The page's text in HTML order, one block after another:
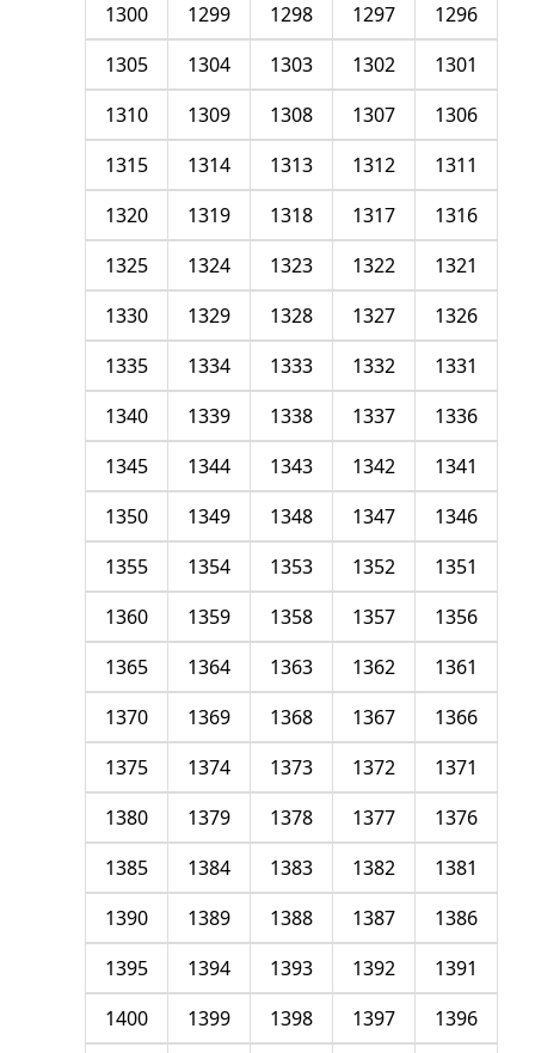
1296
1297
1298
1299
1300
1301
1302
1303
1304
1305
1306
1307
1308
1309
1310
1311
1312
1313
1314
1315
1316
1317
1318
1319
1320
1321
1322
1323
1324
1325
1326
1327
1328
1329
1330
1331
1332
1333
1334
1335
1336
1337
1338
1339
1340
1341
1342
1343
1344
1345
1346
1347
1348
1349
1350
1351
1352
1353
1354
1355
1356
1357
1358
1359
1360
1361
1362
1363
1364
1365
1366
1367
1368
1369
1370
1371
1372
1373
1374
1375
1376
1377
1378
1379
1380
1381
1382
1383
1384
1385
1386
1387
1388
1389
1390
1391
1392
1393
1394
1395
1396
1397
1398
1399
1400